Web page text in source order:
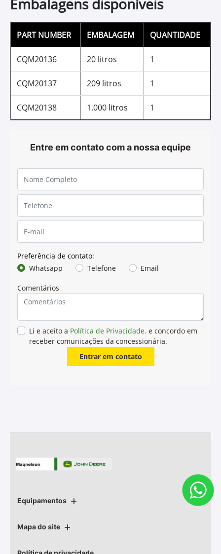
Óleo para sistemas
hidráulicos
Apresenta alta resistência a oxidação, corrosão e
formação de espuma;
Mantém o óleo circulando pelo sistema sem
perda de carga;
Proporciona menores custos de manutenção.
Hydrau-Gard 68
Óleo para Sistemas
Hidráulicos
(ISO 68) especialmente desenvolvido para aplicações
em sistemas hidráulicos de tratores, máquinas e
resistência à corrosão e à oxidação, bem como alta
propriedade antiespumante e boa estabilidade térmica.
Aplicações
Especificações, Aprovações e
Recomendações